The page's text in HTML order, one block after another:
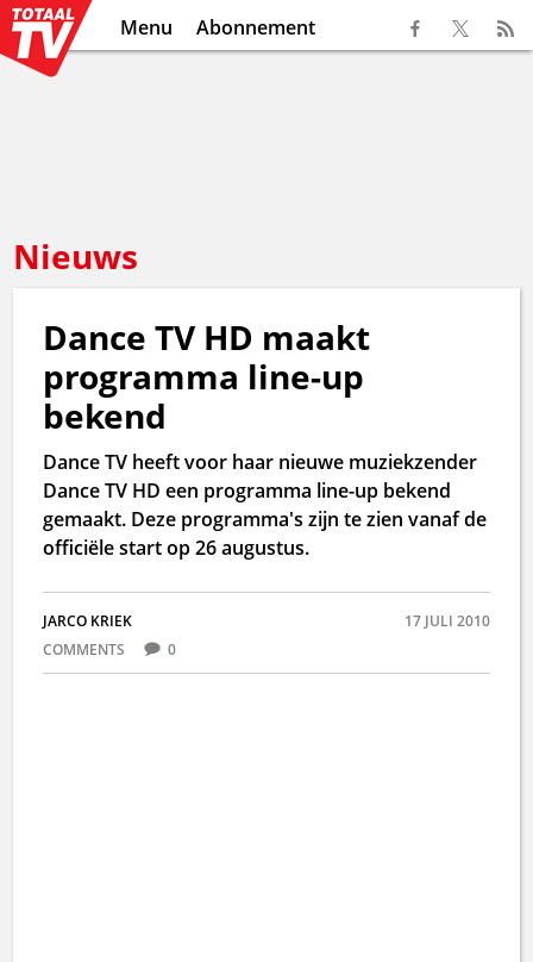
Menu Abonnement
Nieuws
Dance TV HD maakt
programma line-up
bekend
Dance TV heeft voor haar nieuwe muziekzender
Dance TV HD een programma line-up bekend
gemaakt. Deze programma's zijn te zien vanaf de
officiële start op 26 augustus.
JARCO KRIEK
17 JULI 2010
COMMENTS
0